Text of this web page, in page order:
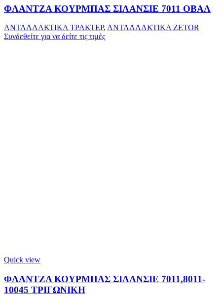
ΦΛΑΝΤΖΑ ΚΟΥΡΜΠΑΣ ΣΙΛΑΝΣΙΕ 7011 ΟΒΑΛ
ΑΝΤΑΛΛΑΚΤΙΚΑ ΤΡΑΚΤΕΡ, ΑΝΤΑΛΛΑΚΤΙΚΑ ZETOR
Συνδεθείτε για να δείτε τις τιμές
Quick view
ΦΛΑΝΤΖΑ ΚΟΥΡΜΠΑΣ ΣΙΛΑΝΣΙΕ 7011,8011-
10045 ΤΡΙΓΩΝΙΚΗ